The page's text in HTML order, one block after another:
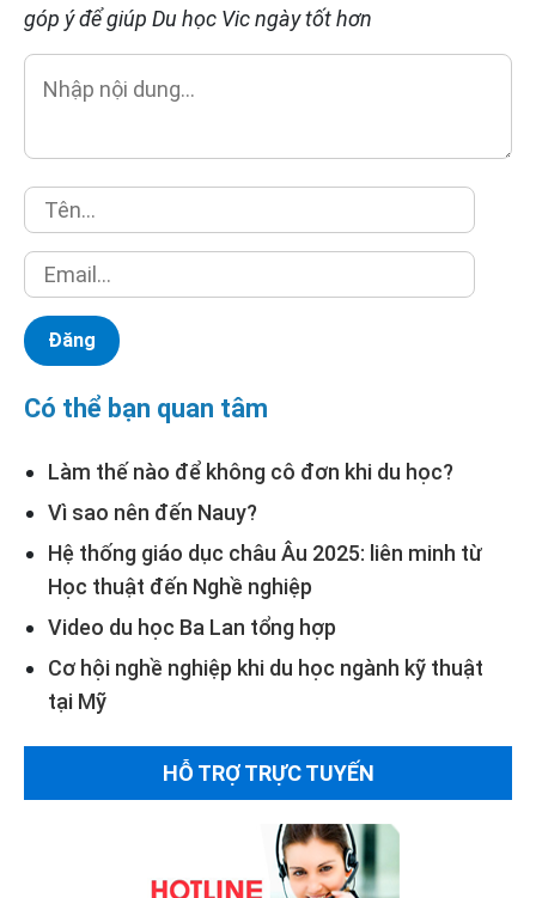
góp ý để giúp Du học Vic ngày tốt hơn
Có thể bạn quan tâm
Làm thế nào để không cô đơn khi du học?
Vì sao nên đến Nauy?
Hệ thống giáo dục châu Âu 2025: liên minh từ
Học thuật đến Nghề nghiệp
Video du học Ba Lan tổng hợp
Cơ hội nghề nghiệp khi du học ngành kỹ thuật
tại Mỹ
HỖ TRỢ TRỰC TUYẾN